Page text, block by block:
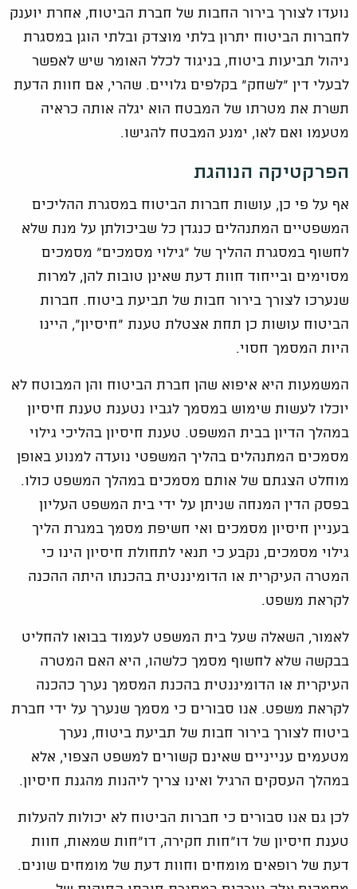
נועדו לצורך בירור החבות של חברת הביטוח, אחרת יוענק
לחברות הביטוח יתרון בלתי מוצדק ובלתי הוגן במסגרת
ניהול תביעות ביטוח, בניגוד לכלל האומר שיש לאפשר
לבעלי דין "לשחק" בקלפים גלויים. שהרי, אם חוות הדעת
תשרת את מטרתו של המבטח הוא יגלה אותה כראיה
מטעמו ואם לאו, ימנע המבטח להגישו.
הפרקטיקה הנוהגת
אף על פי כן, עושות חברות הביטוח במסגרת ההליכים
המשפטיים המתנהלים כנגדן כל שביכולתן על מנת שלא
לחשוף במסגרת ההליך של "גילוי מסמכים" מסמכים
מסוימים ובייחוד חוות דעת שאינן טובות להן, למרות
שנערכו לצורך בירור חבות של תביעת ביטוח. חברות
הביטוח עושות כן תחת אצטלת טענת "חיסיון", היינו
היות המסמך חסוי.
המשמעות היא איפוא שהן חברת הביטוח והן המבוטח לא
יוכלו לעשות שימוש במסמך לגביו נטענת טענת חיסיון
במהלך הדיון בבית המשפט. טענת חיסיון בהליכי גילוי
מסמכים המתנהלים בהליך המשפטי נועדה למנוע באופן
מוחלט הצגתם של אותם מסמכים במהלך המשפט כולו.
בפסק הדין המנחה שניתן על ידי בית המשפט העליון
בעניין חיסיון מסמכים ואי חשיפת מסמך במגרת הליך
גילוי מסמכים, נקבע כי תנאי לתחולת חיסיון הינו כי
המטרה העיקרית או הדומיננטית בהכנתו היתה ההכנה
לקראת משפט.
לאמור, השאלה שעל בית המשפט לעמוד בבואו להחליט
בבקשה שלא לחשוף מסמך כלשהו, היא האם המטרה
העיקרית או הדומיננטית בהכנת המסמך נערך כהכנה
לקראת משפט. אנו סבורים כי מסמך שנערך על ידי חברת
ביטוח לצורך בירור חבות של תביעת ביטוח, נערך
מטעמים ענייניים שאינם קשורים למשפט הצפוי, אלא
במהלך העסקים הרגיל ואינו צריך ליהנות מהגנת חיסיון.
לכן גם אנו סבורים כי חברות הביטוח לא יכולות להעלות
טענת חיסיון של דו"חות חקירה, דו"חות שמאות, חוות
דעת של רופאים מומחים וחוות דעת של מומחים שונים.